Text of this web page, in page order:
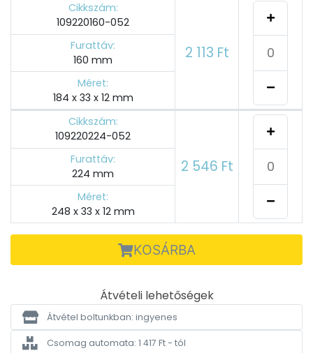
Cikkszám:
109220160-052
2 113 Ft
Furattáv:
160 mm
Méret:
184 x 33 x 12 mm
Cikkszám:
109220224-052
2 546 Ft
Furattáv:
224 mm
Méret:
248 x 33 x 12 mm
KOSÁRBA
Átvételi lehetőségek
Átvétel boltunkban: ingyenes
Csomag automata: 1 417 Ft - tól